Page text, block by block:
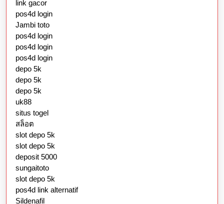
link gacor
pos4d login
Jambi toto
pos4d login
pos4d login
pos4d login
depo 5k
depo 5k
depo 5k
uk88
situs togel
สล็อต
slot depo 5k
slot depo 5k
deposit 5000
sungaitoto
slot depo 5k
pos4d link alternatif
Sildenafil